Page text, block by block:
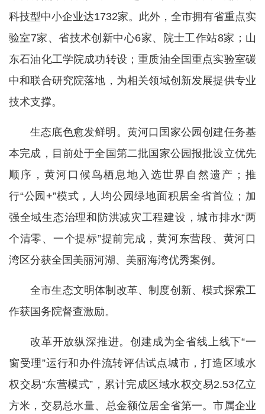
科技型中小企业达1732家。此外，全市拥有省重点实
验室7家、省技术创新中心6家、院士工作站8家；山
东石油化工学院成功转设；重质油全国重点实验室碳
中和联合研究院落地，为相关领域创新发展提供专业
技术支撑。
生态底色愈发鲜明。黄河口国家公园创建任务基
本完成，目前处于全国第二批国家公园报批设立优先
顺序，黄河口候鸟栖息地入选世界自然遗产；推
行“公园+”模式，人均公园绿地面积居全省首位；加
强全域生态治理和防洪减灾工程建设，城市排水“两
个清零、一个提标”提前完成，黄河东营段、黄河口
湾区分获全国美丽河湖、美丽海湾优秀案例。
全市生态文明体制改革、制度创新、模式探索工
作获国务院督查激励。
改革开放纵深推进。创建成为全省线上线下“一
窗受理”运行和办件流转评估试点城市，打造区域水
权交易“东营模式”，累计完成区域水权交易2.53亿立
方米，交易总水量、总金额位居全省第一。市属企业